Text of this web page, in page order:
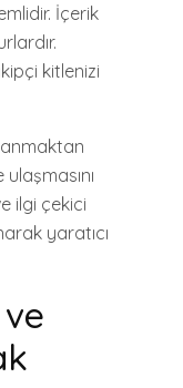
İçerik
kitlenizi
ilgi çekici
yaratıcı